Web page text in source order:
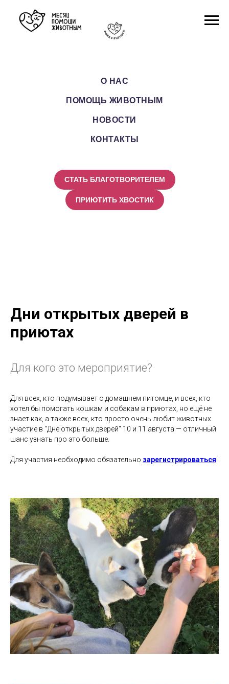
О НАС
ПОМОЩЬ ЖИВОТНЫМ
НОВОСТИ
КОНТАКТЫ
СТАТЬ БЛАГОТВОРИТЕЛЕМ
ПРИЮТИТЬ ХВОСТИК
Дни открытых дверей в
приютах
Для кого это мероприятие?
Для всех, кто подумывает о домашнем питомце, и всех, кто
хотел бы помогать кошкам и собакам в приютах, но ещё не
знает как, а также всех, кто просто очень любит животных
участие в "Дне открытых дверей" 10 и 11 августа — отличный
шанс узнать про это больше.
Для участия необходимо обязательно зарегистрироваться!